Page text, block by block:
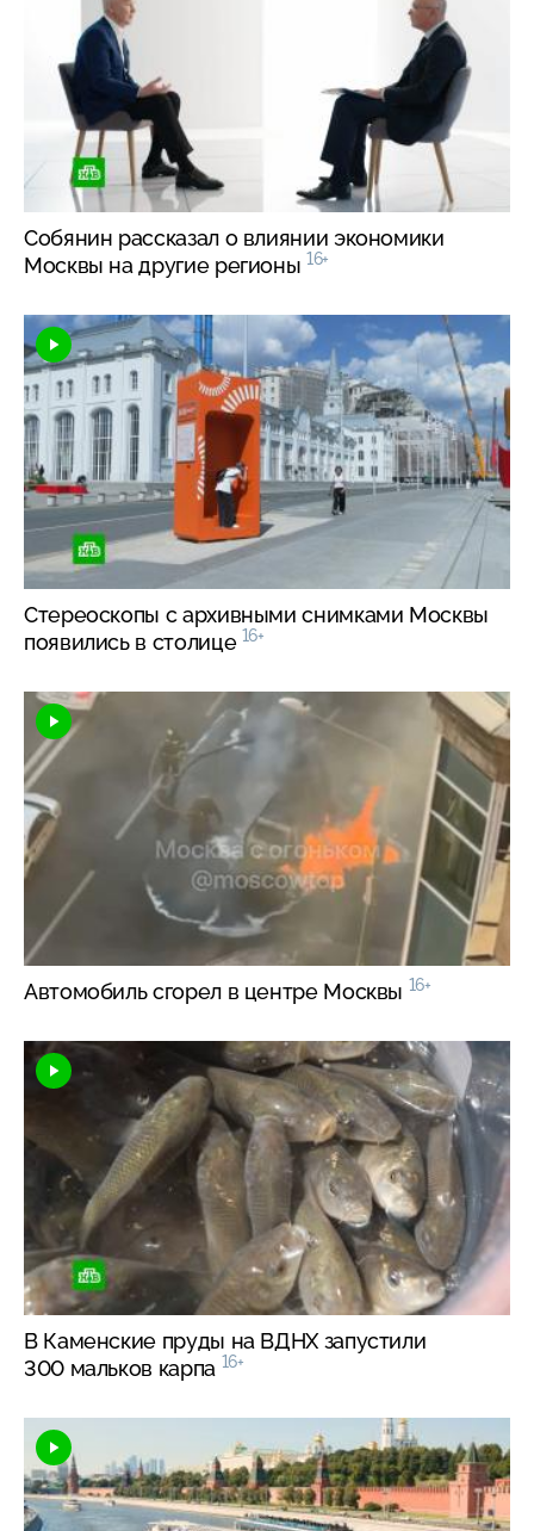
Собянин рассказал о влиянии экономики
Москвы на другие регионы 16+
Стереоскопы с архивными снимками Москвы
появились в столице 16+
Автомобиль сгорел в центре Москвы 16+
В Каменские пруды на ВДНХ запустили
300 мальков карпа 16+